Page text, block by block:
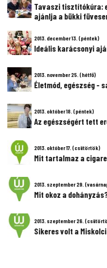
Tavaszi tisztítókúra:
ajánlja a bükki
2013. december 13. (péntek)
Ideális karácsonyi
2013. november 25. (hétfő)
Életmód, egészség -
2013. október 18. (péntek)
Az egészségért tett
2013. október 17. (csütörtök)
Mit tartalmaz a
2013. szeptember 29.
Mit okoz a
2013. szeptember 26.
Sikeres volt a